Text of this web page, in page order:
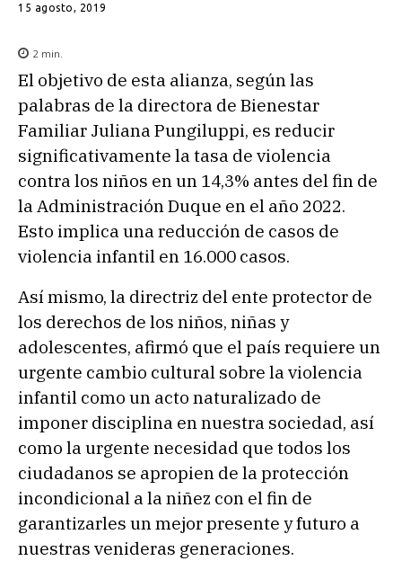
15 agosto, 2019
2 min.
El objetivo de esta alianza, según las
palabras de la directora de Bienestar
Familiar Juliana Pungiluppi, es reducir
significativamente la tasa de violencia
contra los niños en un 14,3% antes del fin de
la Administración Duque en el año 2022.
Esto implica una reducción de casos de
violencia infantil en 16.000 casos.
Así mismo, la directriz del ente protector de
los derechos de los niños, niñas y
adolescentes, afirmó que el país requiere un
urgente cambio cultural sobre la violencia
infantil como un acto naturalizado de
imponer disciplina en nuestra sociedad, así
como la urgente necesidad que todos los
ciudadanos se apropien de la protección
incondicional a la niñez con el fin de
garantizarles un mejor presente y futuro a
nuestras venideras generaciones.